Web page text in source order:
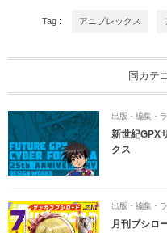
Tag : アニプレックス
同カテ
出版・編集・
新世紀GPX
クス
出版・編集・
月刊ブシロ